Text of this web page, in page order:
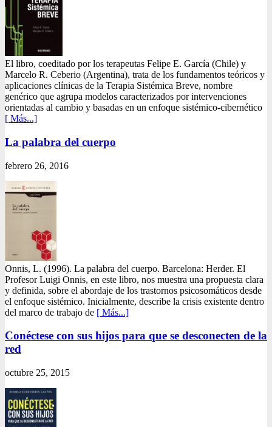
El libro, coeditado por los terapeutas Felipe E. García (Chile) y
Marcelo R. Ceberio (Argentina), trata de los fundamentos teóricos y
aplicaciones clínicas de la Terapia Sistémica Breve, nombre
genérico que agrupa modelos caracterizados por intervenciones
orientadas al cambio y basadas en un enfoque sistémico-cibernético
[ Más...]
La palabra del cuerpo
febrero 26, 2016
Onnis, L. (1996). La palabra del cuerpo. Barcelona: Herder. El
Profesor Luigi Onnis, en este libro, nos muestra una propuesta clara
y definida, sobre el abordaje de los trastornos psicosomáticos desde
el enfoque sistémico. Inicialmente, describe la crisis existente dentro
del marco de trabajo de [ Más...]
Conéctese con sus hijos para que se desconecten de la
red
octubre 25, 2015